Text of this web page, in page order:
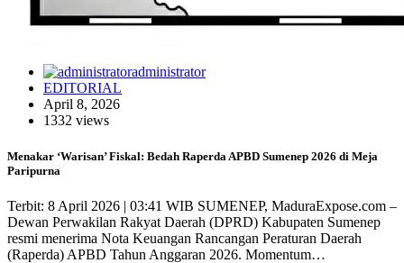
administrator
EDITORIAL
April 8, 2026
1332 views
Menakar ‘Warisan’ Fiskal: Bedah Raperda APBD Sumenep 2026 di Meja
Paripurna
Terbit: 8 April 2026 | 03:41 WIB SUMENEP, MaduraExpose.com –
Dewan Perwakilan Rakyat Daerah (DPRD) Kabupaten Sumenep
resmi menerima Nota Keuangan Rancangan Peraturan Daerah
(Raperda) APBD Tahun Anggaran 2026. Momentum…